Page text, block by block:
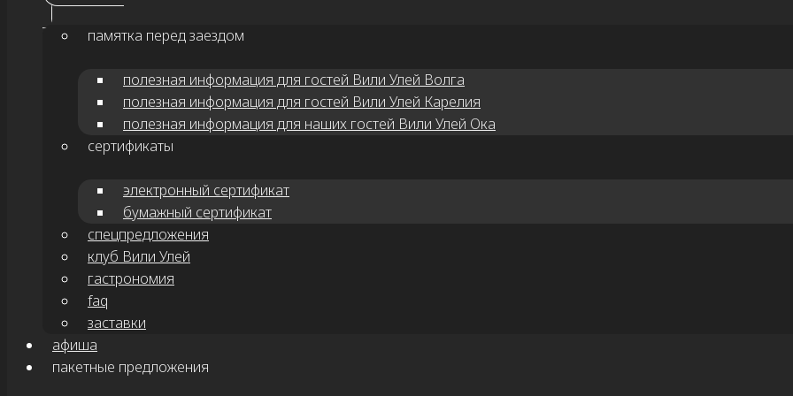
памятка перед заездом
полезная информация для гостей Вили Улей Волга
полезная информация для гостей Вили Улей Карелия
полезная информация для наших гостей Вили Улей Ока
сертификаты
электронный сертификат
бумажный сертификат
спецпредложения
клуб Вили Улей
гастрономия
faq
заставки
афиша
пакетные предложения
Троицкий Белопесоцкий монастырь считается одним из самых древних. Его история насчитывает около
верить легендам, такие знаковые исторические фигуры, как князь Дмитрий Донской и преподобный